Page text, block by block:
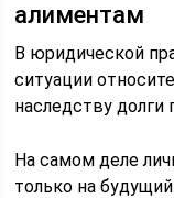
алиментам
В юридической
ситуации
наследству долги
На самом деле
только на